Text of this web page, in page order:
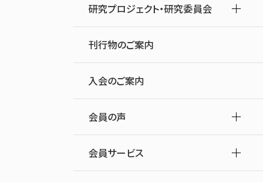
研究プロジェクト・研究委員会
刊行物のご案内
入会のご案内
会員の声
会員サービス